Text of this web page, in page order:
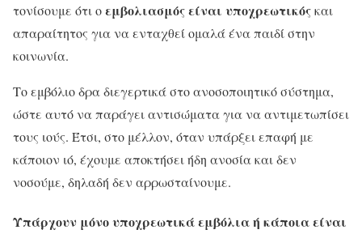
τονίσουμε ότι οεμβολιασμός είναι υποχρεωτικόςκαι
απαραίτητος για να ενταχθεί ομαλά ένα παιδί στην
κοινωνία.
Το εμβόλιο δρα διεγερτικά στο ανοσοποιητικό σύστημα,
ώστε αυτό να παράγει αντισώματα για να αντιμετωπίσει
τους ιούς. Έτσι, στο μέλλον, όταν υπάρξει επαφή με
κάποιον ιό, έχουμε αποκτήσει ήδη ανοσία και δεν
νοσούμε, δηλαδή δεν αρρωσταίνουμε.
Υπάρχουν μόνο υποχρεωτικά εμβόλια ή κάποια είναι